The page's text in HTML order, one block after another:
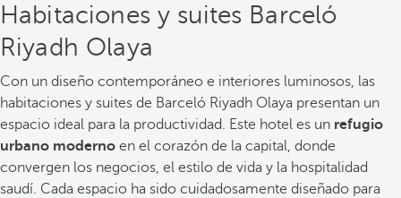
Habitaciones y suites Barceló
Riyadh Olaya
Con un diseño contemporáneo e interiores luminosos, las
habitaciones y suites de Barceló Riyadh Olaya presentan un
espacio ideal para la productividad. Este hotel es un refugio
urbano moderno en el corazón de la capital, donde
convergen los negocios, el estilo de vida y la hospitalidad
saudí. Cada espacio ha sido cuidadosamente diseñado para